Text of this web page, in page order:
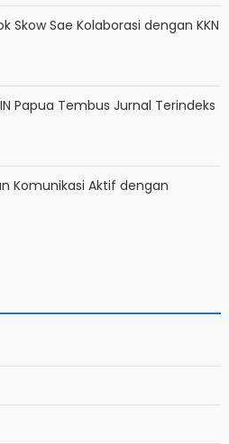
Skow Sae Kolaborasi dengan KKN
Papua Tembus Jurnal Terindeks
Komunikasi Aktif dengan